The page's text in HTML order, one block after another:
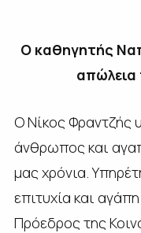
Ο καθηγητής
Ο Νίκος Φραντζής
άνθρωπος και
μας χρόνια.
επιτυχία και
Πρόεδρος της